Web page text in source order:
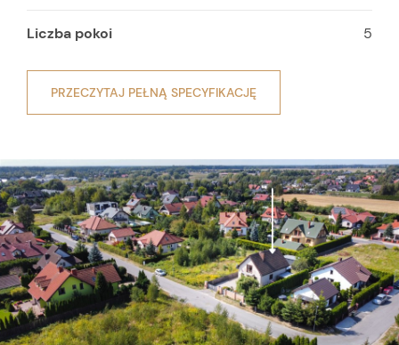
Liczba pokoi 5
PRZECZYTAJ PEŁNĄ SPECYFIKACJĘ